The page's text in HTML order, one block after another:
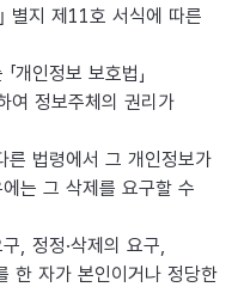
별지 제11호 서식에 따른
인정보 보호법」
여 정보주체의 권리가
법령에서 그 개인정보가
는 그 삭제를 요구할 수
, 정정·삭제의 요구,
한 자가 본인이거나 정당한